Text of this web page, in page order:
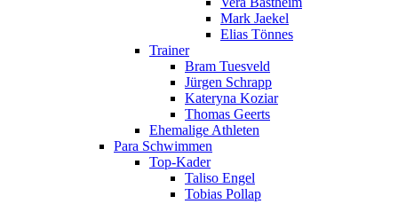
Mark Jaekel
Elias Tönnes
Trainer
Bram Tuesveld
Jürgen Schrapp
Kateryna Koziar
Thomas Geerts
Ehemalige Athleten
Para Schwimmen
Top-Kader
Taliso Engel
Tobias Pollap